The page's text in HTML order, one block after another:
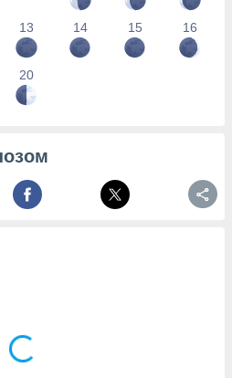
13 14 15 16
20